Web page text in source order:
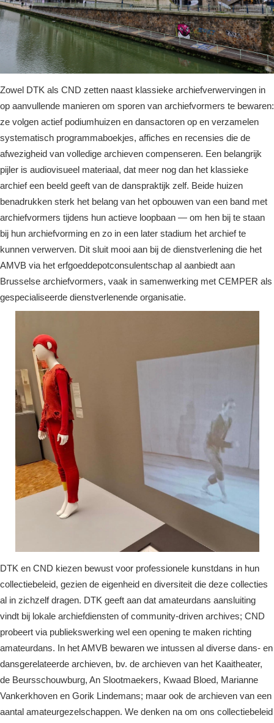
Zowel DTK als CND zetten naast klassieke archiefverwervingen in
op aanvullende manieren om sporen van archiefvormers te bewaren:
ze volgen actief podiumhuizen en dansactoren op en verzamelen
systematisch programmaboekjes, affiches en recensies die de
afwezigheid van volledige archieven compenseren. Een belangrijk
pijler is audiovisueel materiaal, dat meer nog dan het klassieke
archief een beeld geeft van de danspraktijk zelf. Beide huizen
benadrukken sterk het belang van het opbouwen van een band met
archiefvormers tijdens hun actieve loopbaan — om hen bij te staan
bij hun archiefvorming en zo in een later stadium het archief te
kunnen verwerven. Dit sluit mooi aan bij de dienstverlening die het
AMVB via het erfgoeddepotconsulentschap al aanbiedt aan
Brusselse archiefvormers, vaak in samenwerking met CEMPER als
gespecialiseerde dienstverlenende organisatie.
DTK en CND kiezen bewust voor professionele kunstdans in hun
collectiebeleid, gezien de eigenheid en diversiteit die deze collecties
al in zichzelf dragen. DTK geeft aan dat amateurdans aansluiting
vindt bij lokale archiefdiensten of community-driven archives; CND
probeert via publiekswerking wel een opening te maken richting
amateurdans. In het AMVB bewaren we intussen al diverse dans- en
dansgerelateerde archieven, bv. de archieven van het Kaaitheater,
de Beursschouwburg, An Slootmaekers, Kwaad Bloed, Marianne
Vankerkhoven en Gorik Lindemans; maar ook de archieven van een
aantal amateurgezelschappen. We denken na om ons collectiebeleid